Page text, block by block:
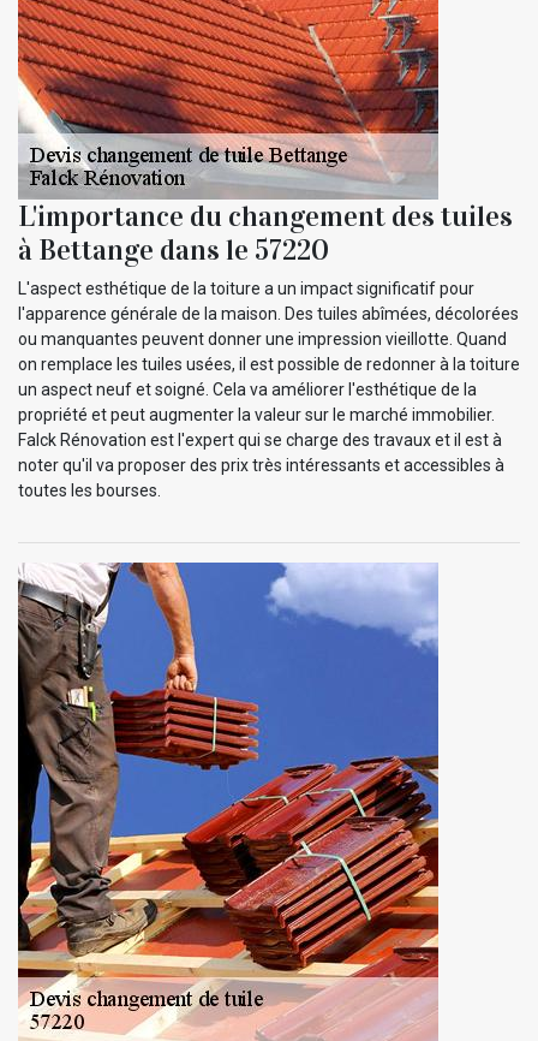
L'importance du changement des tuiles
à Bettange dans le 57220
L'aspect esthétique de la toiture a un impact significatif pour
l'apparence générale de la maison. Des tuiles abîmées, décolorées
ou manquantes peuvent donner une impression vieillotte. Quand
on remplace les tuiles usées, il est possible de redonner à la toiture
un aspect neuf et soigné. Cela va améliorer l'esthétique de la
propriété et peut augmenter la valeur sur le marché immobilier.
Falck Rénovation est l'expert qui se charge des travaux et il est à
noter qu'il va proposer des prix très intéressants et accessibles à
toutes les bourses.